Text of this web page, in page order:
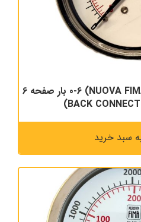
گیج فشار برند نووا فیما (NUOVA FIMA) 0-6 بار صفحه 6
سبد خرید